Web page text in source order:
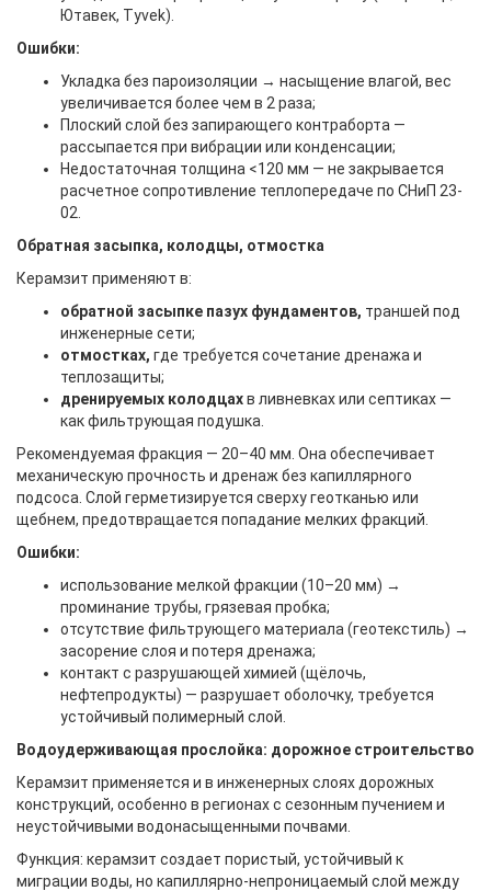
Ютавек, Tyvek).
Ошибки:
Укладка без пароизоляции → насыщение влагой, вес
увеличивается более чем в 2 раза;
Плоский слой без запирающего контраборта —
рассыпается при вибрации или конденсации;
Недостаточная толщина <120 мм — не закрывается
расчетное сопротивление теплопередаче по СНиП 23-
02.
Обратная засыпка, колодцы, отмостка
Керамзит применяют в:
обратной засыпке пазух фундаментов, траншей под
инженерные сети;
отмостках, где требуется сочетание дренажа и
теплозащиты;
дренируемых колодцахв ливневках или септиках —
как фильтрующая подушка.
Рекомендуемая фракция — 20–40 мм. Она обеспечивает
механическую прочность и дренаж без капиллярного
подсоса. Слой герметизируется сверху геотканью или
щебнем, предотвращается попадание мелких фракций.
Ошибки:
использование мелкой фракции (10–20 мм) →
проминание трубы, грязевая пробка;
отсутствие фильтрующего материала (геотекстиль) →
засорение слоя и потеря дренажа;
контакт с разрушающей химией (щёлочь,
нефтепродукты) — разрушает оболочку, требуется
устойчивый полимерный слой.
Водоудерживающая прослойка: дорожное строительство
Керамзит применяется и в инженерных слоях дорожных
конструкций, особенно в регионах с сезонным пучением и
неустойчивыми водонасыщенными почвами.
Функция: керамзит создает пористый, устойчивый к
миграции воды, но капиллярно-непроницаемый слой между